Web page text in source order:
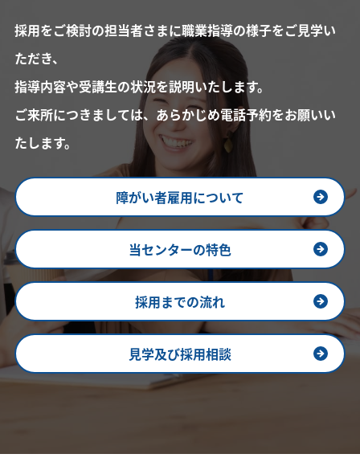
採用をご検討の担当者さまに職業指導の様子をご見学い
ただき、
指導内容や受講生の状況を説明いたします。
ご来所につきましては、あらかじめ電話予約をお願いい
たします。
障がい者雇用について
当センターの特色
採用までの流れ
見学及び採用相談